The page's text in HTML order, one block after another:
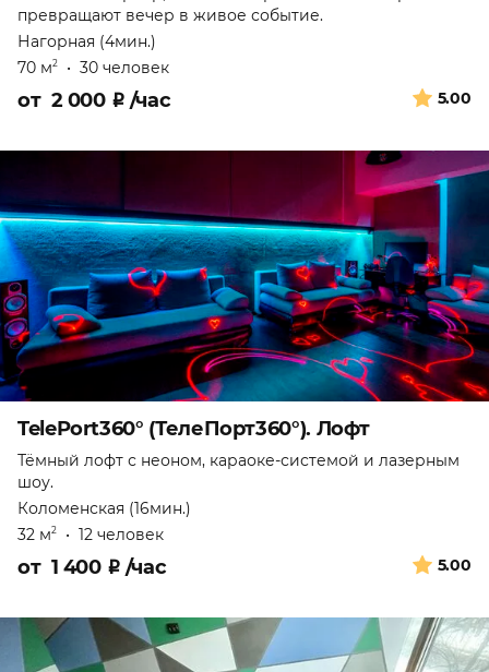
превращают вечер в живое событие.
Нагорная (4мин.)
70 м2 • 30 человек
5.00
от 2 000 ₽ /час
TelePort360° (ТелеПорт360°). Лофт
Тёмный лофт с неоном, караоке-системой и лазерным
шоу.
Коломенская (16мин.)
32 м2 • 12 человек
5.00
от 1 400 ₽ /час